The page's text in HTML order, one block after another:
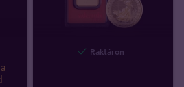
Raktáron